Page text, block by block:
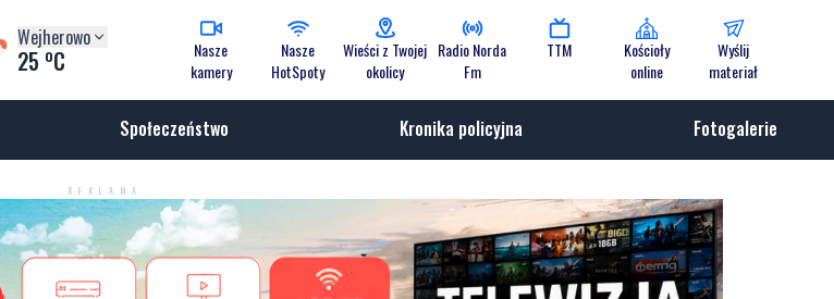
Wejherowo
25 oC
Nasze
kamery
Nasze
HotSpoty
Wieści z Twojej
okolicy
Radio Norda
Fm
TTM
Kościoły
online
Wyślij
materiał
Społeczeństwo Kronika policyjna Fotogalerie
REKLAMA